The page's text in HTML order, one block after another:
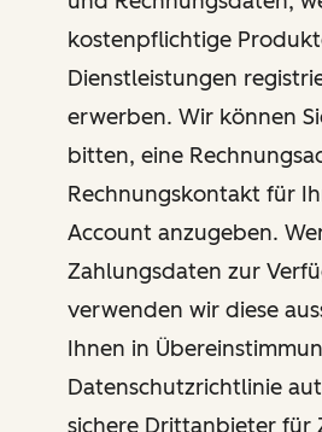
kostenpflichtige
Dienstleistungen
erwerben. Wir können
bitten, eine
Rechnungskontakt für
Account anzugeben.
Zahlungsdaten zur
verwenden wir diese
Ihnen in
Datenschutzrichtlinie
sichere Drittanbieter für